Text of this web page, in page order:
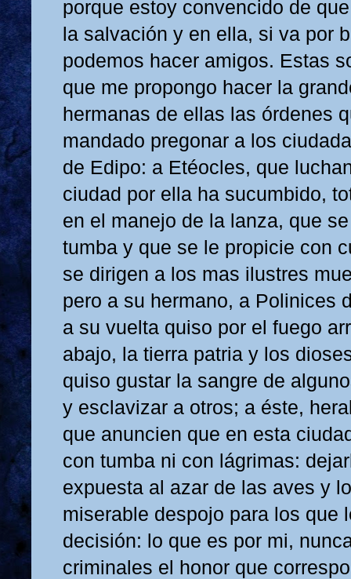
porque estoy convencido de
la salvación y en ella, si va por
podemos hacer amigos. Estas
que me propongo hacer la
hermanas de ellas las órdenes
mandado pregonar a los
de Edipo: a Etéocles, que
ciudad por ella ha sucumbido,
en el manejo de la lanza, que
tumba y que se le propicie con
se dirigen a los mas ilustres
pero a su hermano, a Polinices
a su vuelta quiso por el fuego
abajo, la tierra patria y los
quiso gustar la sangre de
y esclavizar a otros; a éste,
que anuncien que en esta
con tumba ni con lágrimas:
expuesta al azar de las aves y
miserable despojo para los que
decisión: lo que es por mi,
criminales el honor que